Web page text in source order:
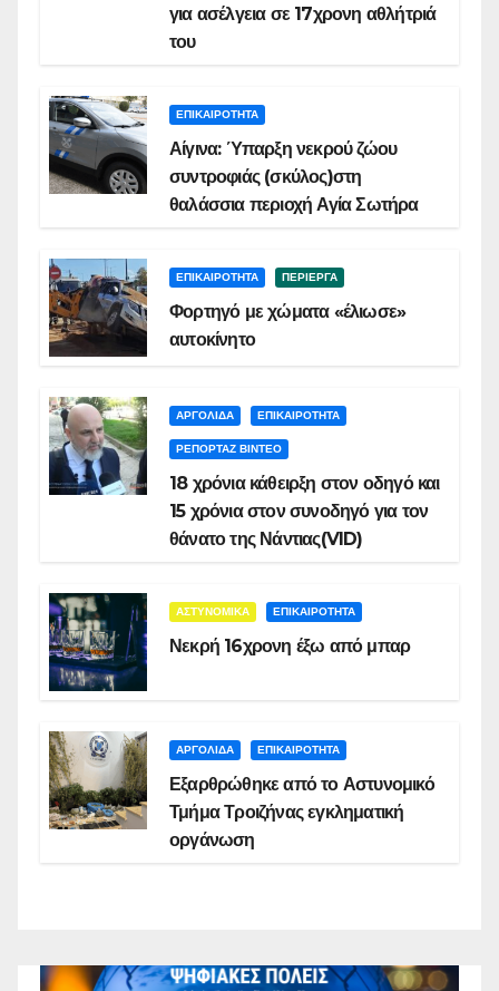
για ασέλγεια σε 17χρονη αθλήτριά
του
ΕΠΙΚΑΙΡΟΤΗΤΑ
Αίγινα: Ύπαρξη νεκρού ζώου
συντροφιάς (σκύλος)στη
θαλάσσια περιοχή Αγία Σωτήρα
ΕΠΙΚΑΙΡΟΤΗΤΑ ΠΕΡΙΕΡΓΑ
Φορτηγό με χώματα «έλιωσε»
αυτοκίνητο
ΑΡΓΟΛΙΔΑ ΕΠΙΚΑΙΡΟΤΗΤΑ
ΡΕΠΟΡΤΑΖ ΒΙΝΤΕΟ
18 χρόνια κάθειρξη στον οδηγό και
15 χρόνια στον συνοδηγό για τον
θάνατο της Νάντιας(VID)
ΑΣΤΥΝΟΜΙΚΑ ΕΠΙΚΑΙΡΟΤΗΤΑ
Νεκρή 16χρονη έξω από μπαρ
ΑΡΓΟΛΙΔΑ ΕΠΙΚΑΙΡΟΤΗΤΑ
Εξαρθρώθηκε από το Αστυνομικό
Τμήμα Τροιζήνας εγκληματική
οργάνωση